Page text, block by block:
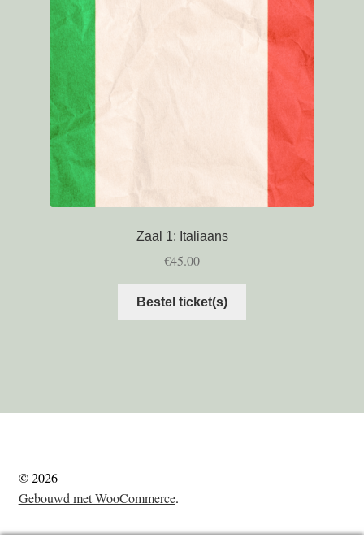
Zaal 1: Italiaans
€45.00
Bestel ticket(s)
© 2026
Gebouwd met WooCommerce.